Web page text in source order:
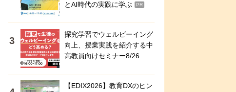
とAI時代の実践に学ぶ
PR
探究学習でウェルビーイング
向上、授業実践を紹介する中
高教員向けセミナー8/26
【EDIX2026】教育DXのヒン